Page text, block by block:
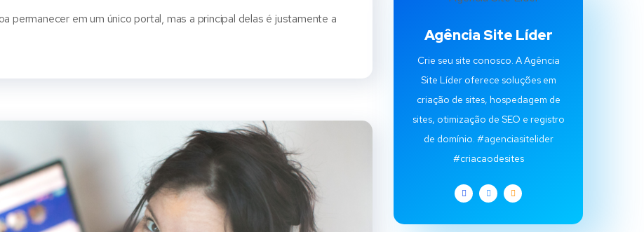
permanecer em um único portal, mas a principal delas é justamente a
Agência Site Líder
Crie seu site conosco. A Agência
Site Líder oferece soluções em
criação de sites, hospedagem de
sites, otimização de SEO e registro
de domínio. #agenciasitelider
#criacaodesites